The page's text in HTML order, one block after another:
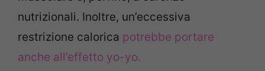
nutrizionali. Inoltre, un’eccessiva
restrizione calorica potrebbe portare
anche all’effetto yo-yo.